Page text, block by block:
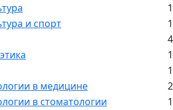
и спорт
1
в медицине
2
в стоматологии
1